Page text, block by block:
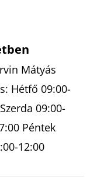
Mátyás
Hétfő 09:00-
09:00-
Péntek
12:00